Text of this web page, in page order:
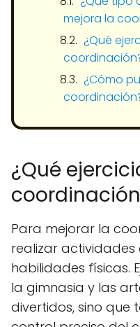
mejora la
¿Qué
¿Cómo
¿Qué
Para mejorar la
realizar actividades
habilidades físicas.
la gimnasia y las
divertidos, sino que